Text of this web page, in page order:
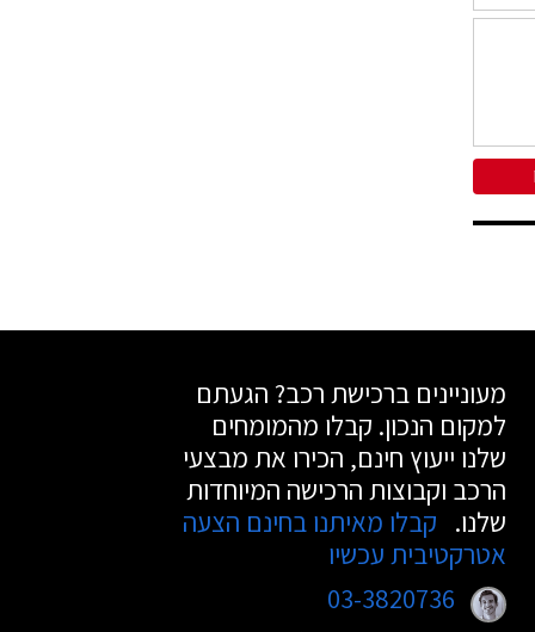
מעוניינים ברכישת רכב? הגעתם
למקום הנכון. קבלו מהמומחים
שלנו ייעוץ חינם, הכירו את מבצעי
הרכב וקבוצות הרכישה המיוחדות
שלנו. קבלו מאיתנו בחינם הצעה
אטרקטיבית עכשיו
03-3820736